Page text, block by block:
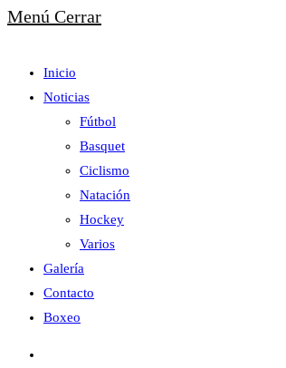
Menú Cerrar
Inicio
Noticias
Fútbol
Basquet
Ciclismo
Natación
Hockey
Varios
Galería
Contacto
Boxeo